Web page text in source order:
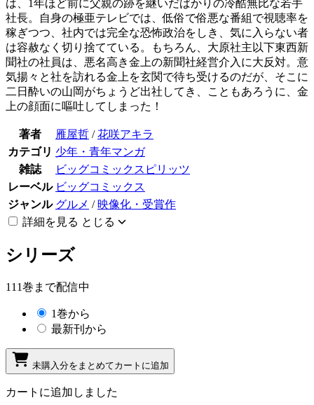
は、1年ほど前に父親の跡を継いだばかりの冷酷無比な若手
社長。自身の極亜テレビでは、低俗で俗悪な番組で視聴率を
稼ぎつつ、社内では完全な恐怖政治をしき、気に入らない者
は容赦なく切り捨てている。もちろん、大原社主以下東西新
聞社の社員は、悪名高き金上の新聞社経営介入に大反対。意
気揚々と社を訪れる金上を玄関で待ち受けるのだが、そこに
二日酔いの山岡がちょうど出社してき、こともあろうに、金
上の顔面に嘔吐してしまった！
著者 雁屋哲 /花咲アキラ
カテゴリ 少年・青年マンガ
雑誌
ビッグコミックスピリッツ
レーベル ビッグコミックス
ジャンル グルメ / 映像化・受賞作
詳細を見る とじる
シリーズ
111巻まで配信中
1巻から
最新刊から
未購入分をまとめてカートに追加
カートに追加しました